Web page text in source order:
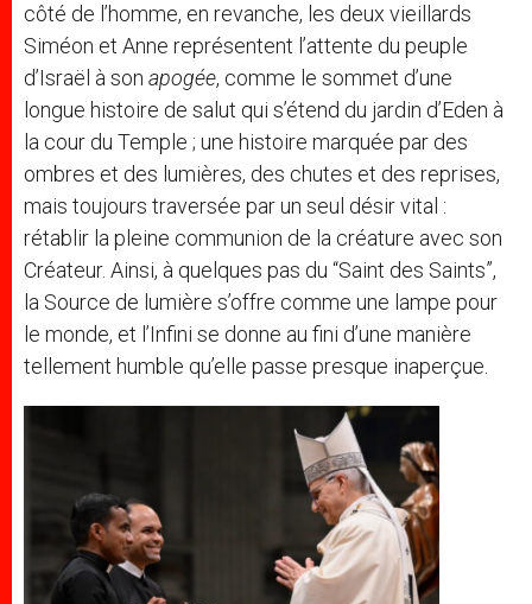
côté de l’homme, en revanche, les deux vieillards
Siméon et Anne représentent l’attente du peuple
d’Israël à son apogée, comme le sommet d’une
longue histoire de salut qui s’étend du jardin d’Eden à
la cour du Temple ; une histoire marquée par des
ombres et des lumières, des chutes et des reprises,
mais toujours traversée par un seul désir vital :
rétablir la pleine communion de la créature avec son
Créateur. Ainsi, à quelques pas du “Saint des Saints”,
la Source de lumière s’offre comme une lampe pour
le monde, et l’Infini se donne au fini d’une manière
tellement humble qu’elle passe presque inaperçue.